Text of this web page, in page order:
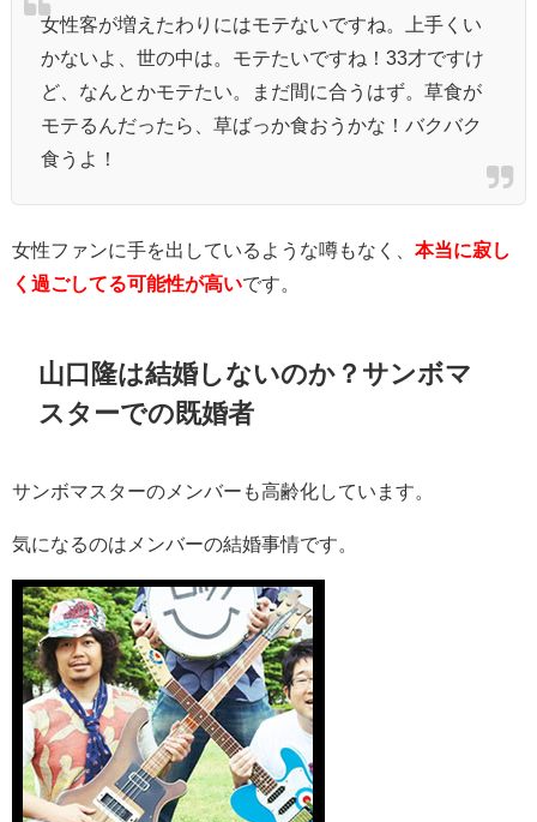
女性客が増えたわりにはモテないですね。上手くい
かないよ、世の中は。モテたいですね！33才ですけ
ど、なんとかモテたい。まだ間に合うはず。草食が
モテるんだったら、草ばっか食おうかな！バクバク
食うよ！
女性ファンに手を出しているような噂もなく、 本当に寂し
く過ごしてる可能性が高いです。
山口隆は結婚しないのか？サンボマ
スターでの既婚者
サンボマスターのメンバーも高齢化しています。
気になるのはメンバーの結婚事情です。